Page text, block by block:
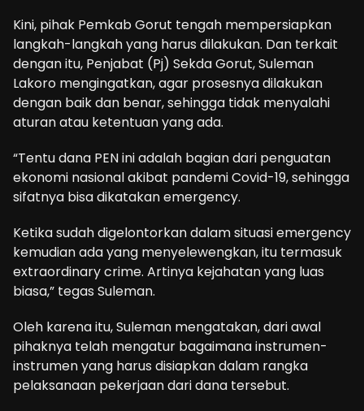
Kini, pihak Pemkab Gorut tengah mempersiapkan
langkah-langkah yang harus dilakukan. Dan terkait
dengan itu, Penjabat (Pj) Sekda Gorut, Suleman
Lakoro mengingatkan, agar prosesnya dilakukan
dengan baik dan benar, sehingga tidak menyalahi
aturan atau ketentuan yang ada.
“Tentu dana PEN ini adalah bagian dari penguatan
ekonomi nasional akibat pandemi Covid-19, sehingga
sifatnya bisa dikatakan emergency.
Ketika sudah digelontorkan dalam situasi emergency
kemudian ada yang menyelewengkan, itu termasuk
extraordinary crime. Artinya kejahatan yang luas
biasa,” tegas Suleman.
Oleh karena itu, Suleman mengatakan, dari awal
pihaknya telah mengatur bagaimana instrumen-
instrumen yang harus disiapkan dalam rangka
pelaksanaan pekerjaan dari dana tersebut.